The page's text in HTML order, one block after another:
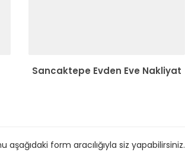
Sancaktepe Evden Eve Nakliyat
form aracılığıyla siz yapabilirsiniz.